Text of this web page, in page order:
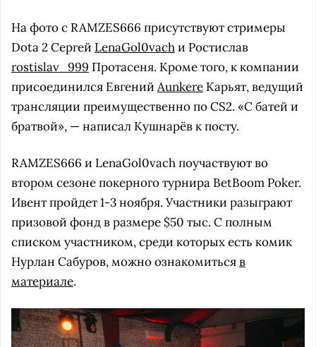
На фото с RAMZES666 присутствуют стримеры
Dota 2 Сергей LenaGol0vachи Ростислав
rostislav_999 Протасеня. Кроме того, к компании
присоединился Евгений Aunkere Карьят, ведущий
трансляции преимущественно по CS2. «С батей и
братвой», — написал Кушнарёв к посту.
RAMZES666 и LenaGol0vach поучаствуют во
втором сезоне покерного турнира BetBoom Poker.
Ивент пройдет 1-3 ноября. Участники разыграют
призовой фонд в размере $50 тыс. С полным
списком участником, среди которых есть комик
Нурлан Сабуров, можно ознакомитьсяв
материале.